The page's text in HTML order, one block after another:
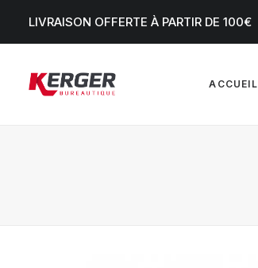
LIVRAISON OFFERTE À PARTIR DE 100€
ACCUEIL